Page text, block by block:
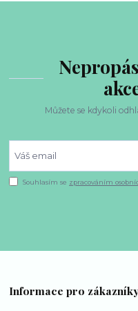
Můžete se kdykoli
Souhlasím se zpracováním
Informace pro